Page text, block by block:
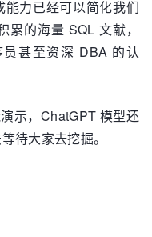
力已经可以简化我们
的海量 SQL 文献，
甚至资深 DBA 的认
示，ChatGPT 模型还
待大家去挖掘。